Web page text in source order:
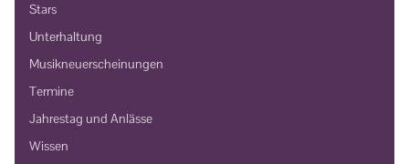
Stars
Unterhaltung
Musikneuerscheinungen
Termine
Jahrestag und Anlässe
Wissen